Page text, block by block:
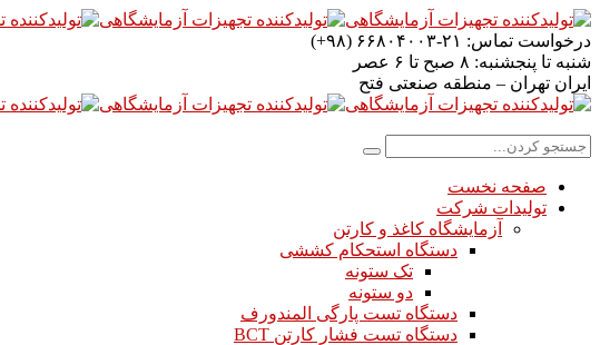
درخواست تماس: ۲۱-۶۶۸۰۴۰۰۳ (۹۸+)
شنبه تا پنجشنبه: ۸ صبح تا ۶ عصر
ایران تهران – منطقه صنعتی فتح
صفحه نخست
تولیدات شرکت
آزمایشگاه کاغذ و کارتن
دستگاه استحکام کششی
تک ستونه
دو ستونه
دستگاه تست پارگی المندورف
دستگاه تست فشار کارتن BCT